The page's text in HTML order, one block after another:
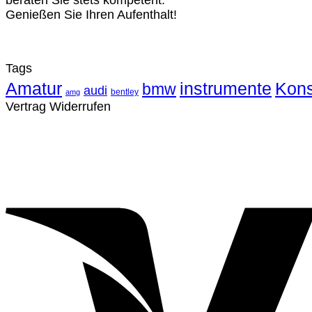
Genießen Sie Ihren Aufenthalt!
Tags
Amatur amg audi bentley bmw instrumente
Vertrag Widerrufen